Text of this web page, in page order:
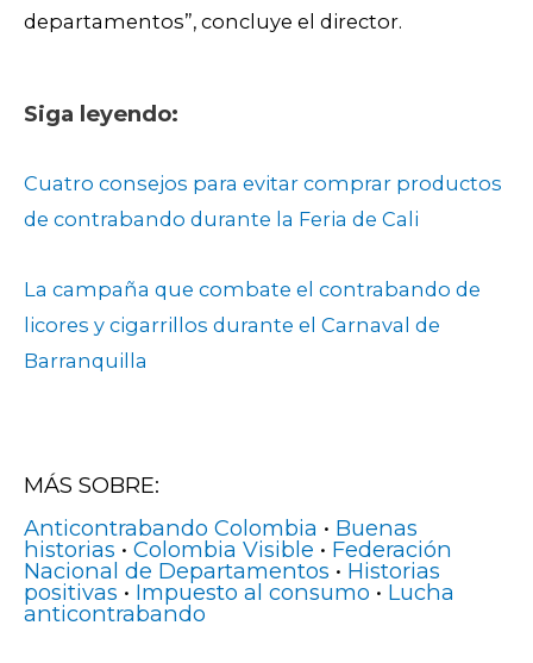
departamentos”, concluye el director.
Siga leyendo:
Cuatro consejos para evitar comprar productos
de contrabando durante la Feria de Cali
La campaña que combate el contrabando de
licores y cigarrillos durante el Carnaval de
Barranquilla
MÁS SOBRE:
Anticontrabando Colombia • Buenas
historias • Colombia Visible • Federación
Nacional de Departamentos • Historias
positivas • Impuesto al consumo • Lucha
anticontrabando